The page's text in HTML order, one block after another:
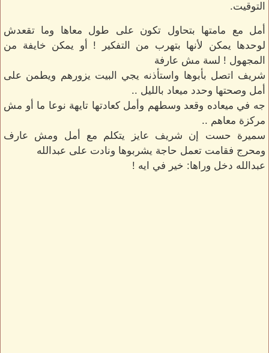
التوقيت.
أمل مع مامتها بتحاول تكون على طول معاها وما تقعدش
لوحدها يمكن لأنها بتهرب من التفكير ! أو يمكن خايفة من
المجهول ! لسة مش عارفة
شريف اتصل بأبوها واستأذنه يجي البيت يزورهم ويطمن على
أمل وصحتها وحدد ميعاد بالليل ..
جه في ميعاده وقعد وسطهم وأمل كعادتها تايهة نوعا ما أو مش
مركزة معاهم ..
سميرة حست إن شريف عايز يتكلم مع أمل ومش عارف
ومحرج فقامت تعمل حاجة يشربوها ونادت على عبدالله
عبدالله دخل وراها: خير في ايه !